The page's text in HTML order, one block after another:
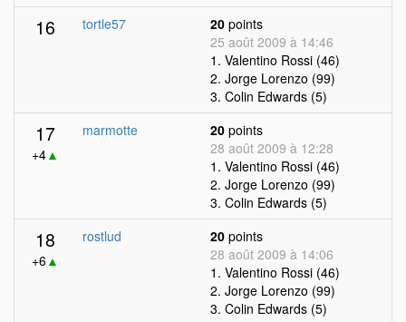
16 tortle57 20 points
25 août 2009 à 14:46
1. Valentino Rossi (46)
2. Jorge Lorenzo (99)
3. Colin Edwards (5)
17
+4▲
marmotte 20 points
28 août 2009 à 12:28
1. Valentino Rossi (46)
2. Jorge Lorenzo (99)
3. Colin Edwards (5)
18
+6▲
rostlud 20 points
28 août 2009 à 14:06
1. Valentino Rossi (46)
2. Jorge Lorenzo (99)
3. Colin Edwards (5)